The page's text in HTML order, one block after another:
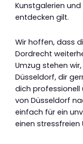
Kunstgalerien
entdecken gilt.
Wir hoffen, dass
Dordrecht
Umzug stehen
Düsseldorf, dir
dich professionell
von Düsseldorf
einfach für ein
einen stressfreien